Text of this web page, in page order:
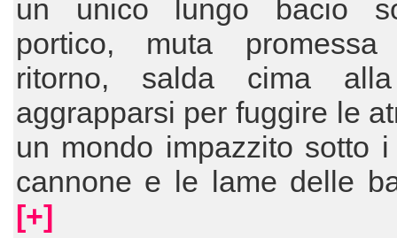
un unico lungo bacio
portico, muta
ritorno, salda cima
aggrapparsi per fuggire le
un mondo impazzito sotto
cannone e le lame delle
[+]